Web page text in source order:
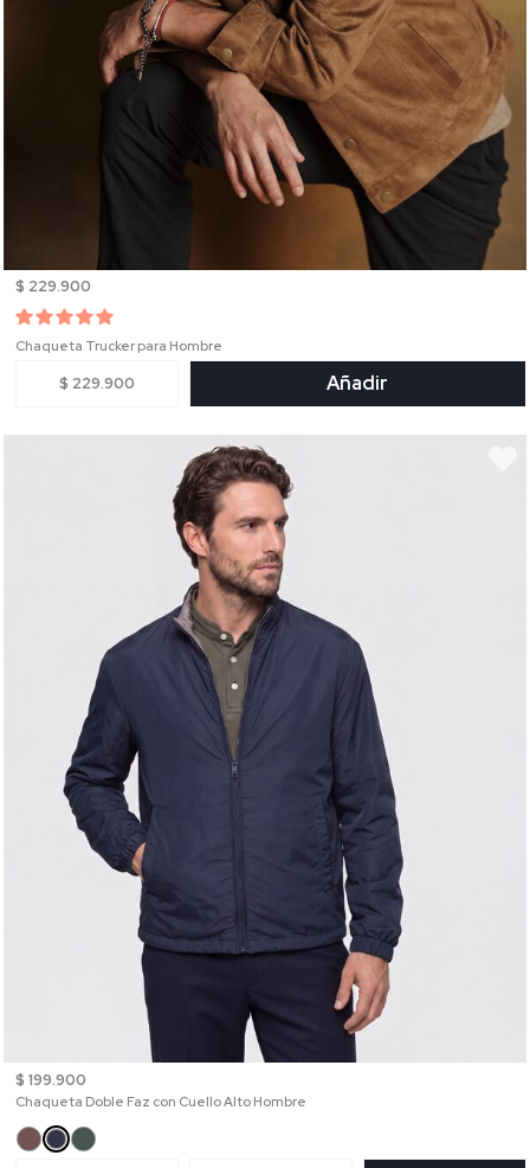
$ 229.900
Chaqueta Trucker para Hombre
$ 229.900 Añadir
$ 199.900
Chaqueta Doble Faz con Cuello Alto Hombre